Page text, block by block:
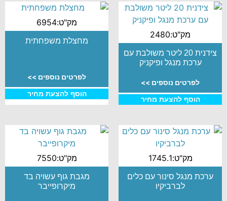
מק"ט:2480
צידנית 20 ליטר משולבת עם
ערכת מנגל ופיקניק
לפרטים נוספים >>
הוסף להצעת מחיר
מק"ט:6954
מחצלת משפחתית
לפרטים נוספים >>
הוסף להצעת מחיר
מק"ט:1745.1
ערכת מנגל סינור עם כלים
לברביקיו
מק"ט:7550
מגבת גוף עשויה בד
מיקרופייבר